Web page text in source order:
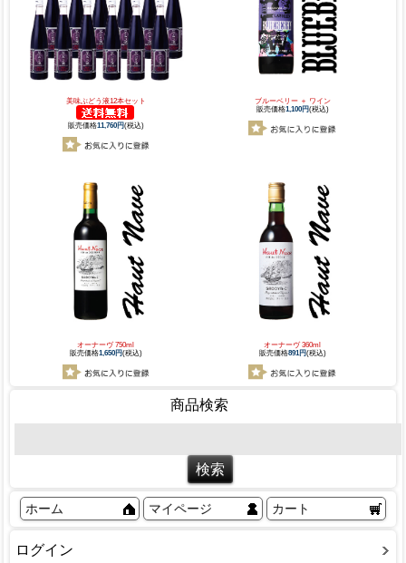
美味ぶどう液12本セット
販売価格11,760円(税込)
ブルーベリー ＋ ワイン
販売価格1,100円(税込)
オーナーヴ 750ml
販売価格1,650円(税込)
オーナーヴ 360ml
販売価格891円(税込)
商品検索
ホーム マイページ カート
ログイン